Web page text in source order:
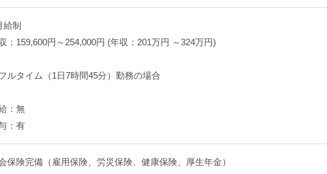
給制
：159,600円～254,000円 (年収：201万円 ～324万円)
ルタイム（1日7時間45分）勤務の場合
：無
：有
保険完備（雇用保険、労災保険、健康保険、厚生年金）